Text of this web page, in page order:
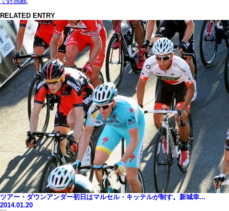
RELATED ENTRY
ツアー・ダウンアンダー初日はマルセル・キッテルが制す。新城幸...
2014.01.20